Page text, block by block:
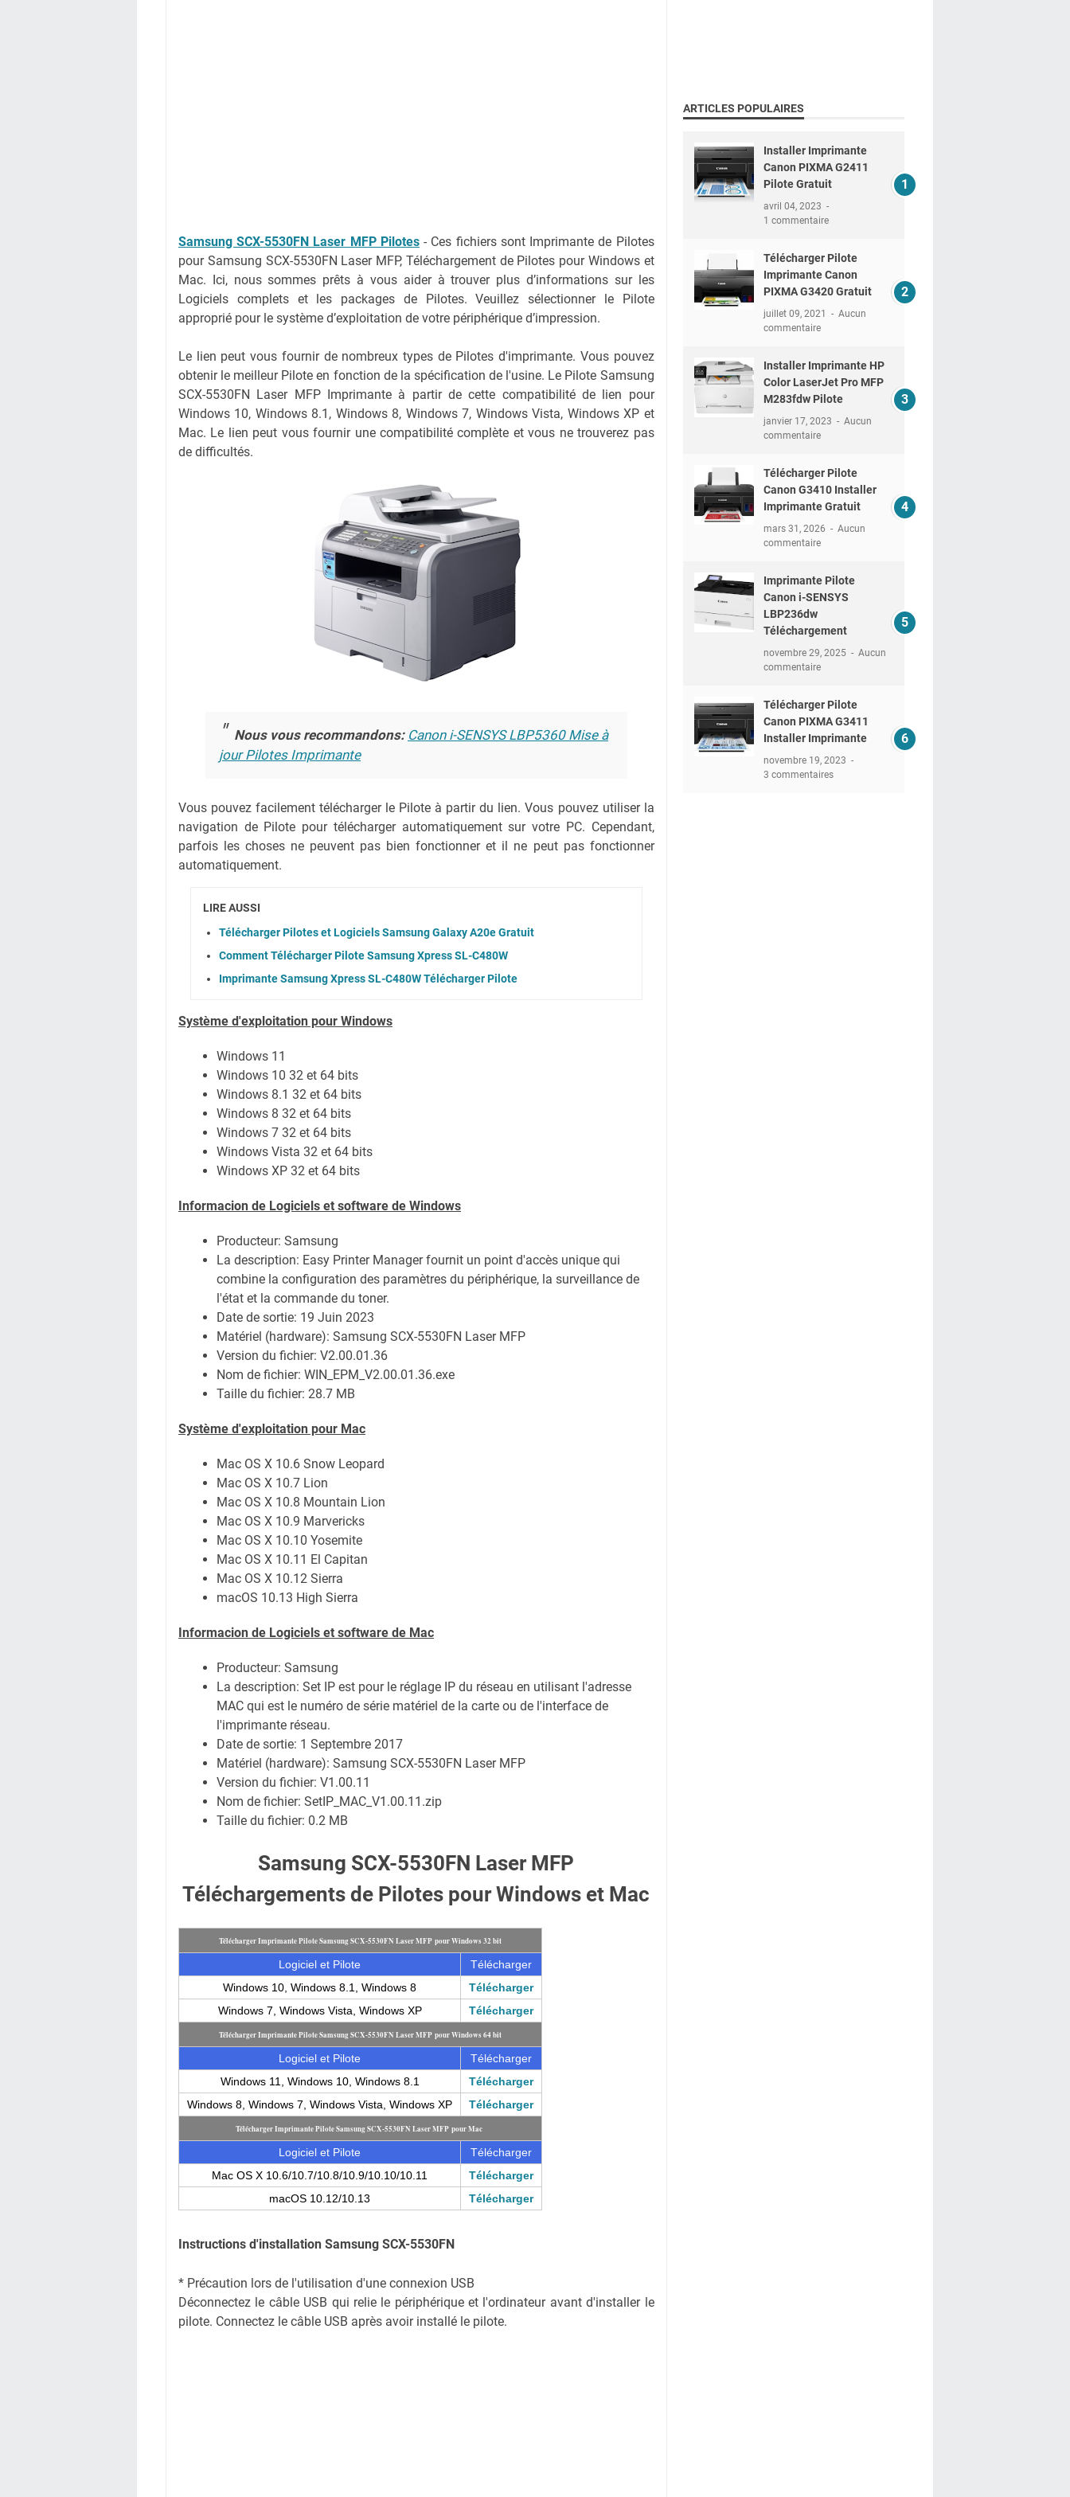
Samsung SCX-5530FN Laser MFP Pilotes - Ces fichiers sont Imprimante de Pilotes
pour Samsung SCX-5530FN Laser MFP, Téléchargement de Pilotes pour Windows et
Mac. Ici, nous sommes prêts à vous aider à trouver plus d’informations sur les
Logiciels complets et les packages de Pilotes. Veuillez sélectionner le Pilote
approprié pour le système d’exploitation de votre périphérique d’impression.
Le lien peut vous fournir de nombreux types de Pilotes d'imprimante. Vous pouvez
obtenir le meilleur Pilote en fonction de la spécification de l'usine. Le Pilote Samsung
SCX-5530FN Laser MFP Imprimante à partir de cette compatibilité de lien pour
Windows 10, Windows 8.1, Windows 8, Windows 7, Windows Vista, Windows XP et
Mac. Le lien peut vous fournir une compatibilité complète et vous ne trouverez pas
de difficultés.
Nous vous recommandons: Canon i-SENSYS LBP5360 Mise à
jour Pilotes Imprimante
Vous pouvez facilement télécharger le Pilote à partir du lien.Vous pouvez utiliser la
navigation de Pilote pour télécharger automatiquement sur votre PC. Cependant,
parfois les choses ne peuvent pas bien fonctionner et il ne peut pas fonctionner
automatiquement.
LIRE AUSSI
Télécharger Pilotes et Logiciels Samsung Galaxy A20e Gratuit
Comment Télécharger Pilote Samsung Xpress SL-C480W
Imprimante Samsung Xpress SL-C480W Télécharger Pilote
Système d'exploitation pour Windows
Windows 11
Windows 10 32 et 64 bits
Windows 8.1 32 et 64 bits
Windows 8 32 et 64 bits
Windows 7 32 et 64 bits
Windows Vista 32 et 64 bits
Windows XP 32 et 64 bits
Informacion de Logiciels et software de Windows
Producteur: Samsung
La description: Easy Printer Manager fournit un point d'accès unique qui
combine la configuration des paramètres du périphérique, la surveillance de
l'état et la commande du toner.
Date de sortie: 19 Juin 2023
Matériel (hardware): Samsung SCX-5530FN Laser MFP
Version du fichier: V2.00.01.36
Nom de fichier: WIN_EPM_V2.00.01.36.exe
Taille du fichier: 28.7 MB
Système d'exploitation pour Mac
Mac OS X 10.6 Snow Leopard
Mac OS X 10.7 Lion
Mac OS X 10.8 Mountain Lion
Mac OS X 10.9 Marvericks
Mac OS X 10.10 Yosemite
Mac OS X 10.11 El Capitan
Mac OS X 10.12 Sierra
macOS 10.13 High Sierra
Informacion de Logiciels et software de Mac
Producteur: Samsung
La description: Set IP est pour le réglage IP du réseau en utilisant l'adresse
MAC qui est le numéro de série matériel de la carte ou de l'interface de
l'imprimante réseau.
Date de sortie: 1 Septembre 2017
Matériel (hardware): Samsung SCX-5530FN Laser MFP
Version du fichier: V1.00.11
Nom de fichier: SetIP_MAC_V1.00.11.zip
Taille du fichier: 0.2 MB
Samsung SCX-5530FN Laser MFP
Téléchargements de Pilotes pour Windows et Mac
Télécharger Imprimante Pilote Samsung SCX-5530FN Laser MFP pour Windows 32 bit
Logiciel et Pilote
Télécharger
Windows 10, Windows 8.1, Windows 8
Télécharger
Windows 7, Windows Vista, Windows XP
Télécharger
Télécharger Imprimante Pilote Samsung SCX-5530FN Laser MFP pour Windows 64 bit
Logiciel et Pilote
Télécharger
Windows 11, Windows 10, Windows 8.1
Télécharger
Windows 8, Windows 7, Windows Vista, Windows XP
Télécharger
Télécharger Imprimante Pilote Samsung SCX-5530FN Laser MFP pour Mac
Logiciel et Pilote
Télécharger
Mac OS X 10.6/10.7/10.8/10.9/10.10/10.11
Télécharger
macOS 10.12/10.13
Télécharger
Instructions d'installation Samsung SCX-5530FN
* Précaution lors de l'utilisation d'une connexion USB
Déconnectez le câble USB qui relie le périphérique et l'ordinateur avant d'installer le
pilote. Connectez le câble USB après avoir installé le pilote.
ARTICLES POPULAIRES
Installer Imprimante
Canon PIXMA G2411
Pilote Gratuit
avril 04, 2023
1 commentaire
Télécharger Pilote
Imprimante Canon
PIXMA G3420 Gratuit
juillet 09, 2021
Aucun
commentaire
Installer Imprimante HP
Color LaserJet Pro MFP
M283fdw Pilote
janvier 17, 2023
Aucun
commentaire
Télécharger Pilote
Canon G3410 Installer
Imprimante Gratuit
mars 31, 2026
Aucun
commentaire
Imprimante Pilote
Canon i-SENSYS
LBP236dw
Téléchargement
novembre 29, 2025
Aucun
commentaire
Télécharger Pilote
Canon PIXMA G3411
Installer Imprimante
novembre 19, 2023
3 commentaires